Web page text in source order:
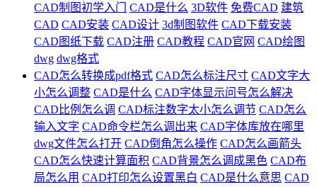
CAD制图初学入门
CAD是什么 3D软件 免费CAD 建筑
CAD CAD安装 CAD设计 3d制图软件 CAD下载安装
CAD图纸下载 CAD注册 CAD教程 CAD官网 CAD绘图
dwg dwg格式
CAD怎么转换成pdf格式 CAD怎么标注尺寸 CAD文字大
小怎么调整 CAD是什么 CAD字体显示问号怎么解决
CAD比例怎么调 CAD标注数字太小怎么调节 CAD怎么
输入文字 CAD命令栏怎么调出来 CAD字体库放在哪里
dwg文件怎么打开 CAD倒角怎么操作 CAD怎么画箭头
CAD怎么快速计算面积 CAD背景怎么调成黑色 CAD布
局怎么用 CAD打印怎么设置黑白 CAD是什么意思 CAD